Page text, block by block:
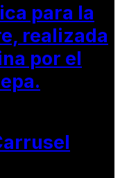
para la
realizada
por el